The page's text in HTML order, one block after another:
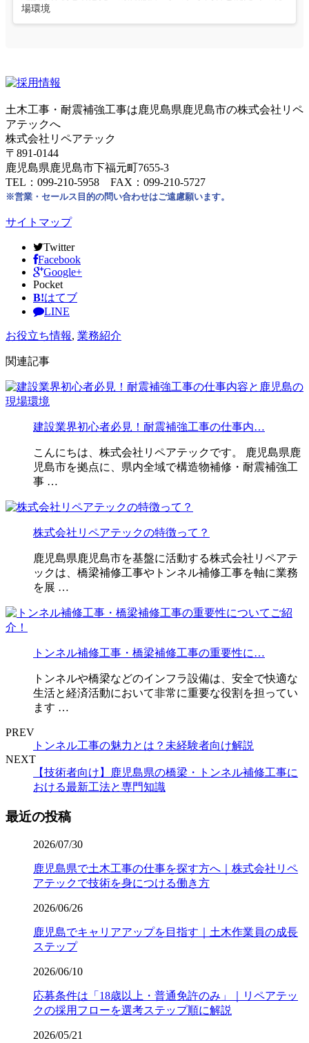
場環境
土木工事・耐震補強工事は鹿児島県鹿児島市の株式会社リペ
アテックへ
株式会社リペアテック
〒891-0144
鹿児島県鹿児島市下福元町7655-3
TEL：099-210-5958 FAX：099-210-5727
※営業・セールス目的の問い合わせはご遠慮願います。
サイトマップ
Twitter
Facebook
Google+
Pocket
B!はてブ
LINE
お役立ち情報, 業務紹介
関連記事
建設業界初心者必見！耐震補強工事の仕事内…
こんにちは、株式会社リペアテックです。 鹿児島県鹿
児島市を拠点に、県内全域で構造物補修・耐震補強工
事 …
株式会社リペアテックの特徴って？
鹿児島県鹿児島市を基盤に活動する株式会社リペアテ
ックは、橋梁補修工事やトンネル補修工事を軸に業務
を展 …
トンネル補修工事・橋梁補修工事の重要性に…
トンネルや橋梁などのインフラ設備は、安全で快適な
生活と経済活動において非常に重要な役割を担ってい
ます …
PREV
トンネル工事の魅力とは？未経験者向け解説
NEXT
【技術者向け】鹿児島県の橋梁・トンネル補修工事に
おける最新工法と専門知識
最近の投稿
2026/07/30
鹿児島県で土木工事の仕事を探す方へ｜株式会社リペ
アテックで技術を身につける働き方
2026/06/26
鹿児島でキャリアアップを目指す｜土木作業員の成長
ステップ
2026/06/10
応募条件は「18歳以上・普通免許のみ」｜リペアテッ
クの採用フローを選考ステップ順に解説
2026/05/21